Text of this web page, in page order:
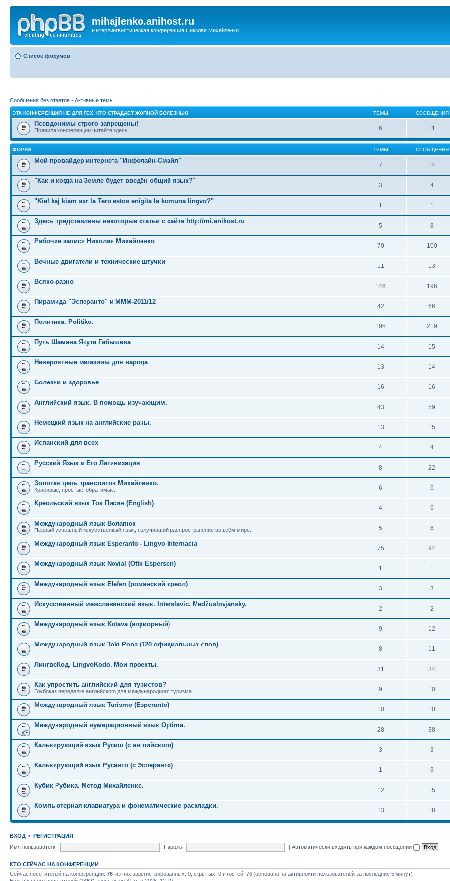
mihajlenko.anihost.ru
Интерлингвистическая конференция Николая Михайленко
Список форумов
Сообщения без ответов • Активные темы
ЭТА КОНФЕРЕНЦИЯ НЕ ДЛЯ ТЕХ, КТО СТРАДАЕТ ЖОПНОЙ БОЛЕЗНЬЮ ТЕМЫ СООБЩЕНИЯ
Псевдонимы строго запрещены!
Правила конференции читайте здесь 6 11
ФОРУМ ТЕМЫ СООБЩЕНИЯ
Мой провайдер интернета "Инфолайн-Смайл"
7 14
"Как и когда на Земле будет введён общий язык?"
3 4
"Kiel kaj kiam sur la Tero estos enigita la komuna lingvo?"
1 1
Здесь представлены некоторые статьи с сайта http://mi.anihost.ru
5 8
Рабочие записи Николая Михайленко
70 100
Вечные двигатели и технические штучки
11 13
Всяко-разно
146 196
Пирамида "Эсперанто" и MMM-2011/12
42 66
Политика. Politiko.
195 219
Путь Шамана Якута Габышева
14 15
Невероятные магазины для народа
13 14
Болезни и здоровье
16 16
Английский язык. В помощь изучающим.
43 59
Немецкий язык на английские раны.
13 15
Испанский для всех
4 4
Русский Язык и Его Латинизация
8 22
Золотая цепь транслитов Михайленко.
Красивые, простые, обратимые. 6 6
Креольский язык Ток Писин (English)
4 6
Международный язык Волапюк
Первый успешный искусственный язык, получивший распространение во всём мире. 5 6
Международный язык Esperanto - Lingvo Internacia
75 94
Международный язык Novial (Otto Esperson)
1 1
Международный язык Elefen (романский креол)
3 3
Искусственный межславянский язык. Interslavic. Medžuslovjansky.
2 2
Международный язык Kotava (априорный)
9 12
Международный язык Toki Pona (120 официальных слов)
8 11
ЛингвоКод. LingvoKodo. Мои проекты.
31 34
Как упростить английский для туристов?
Глубокая переделка английского для международного туризма. 9 10
Международный язык Turismo (Esperanto)
10 10
Международный нумерационный язык Optima.
28 38
Калькирующий язык Русиш (с английского)
3 3
Калькирующий язык Русанто (с Эсперанто)
1 3
Кубик Рубика. Метод Михайленко.
12 15
Компьютерная клавиатура и фонематические раскладки.
13 18
ВХОД • РЕГИСТРАЦИЯ
Имя пользователя:
Пароль: |Автоматически входить при каждом посещении
КТО СЕЙЧАС НА КОНФЕРЕНЦИИ
Сейчас посетителей на конференции: 76 , из них зарегистрированных: 0, скрытых: 0 и гостей: 76 (основано на активности пользователей за последние 5 минут)